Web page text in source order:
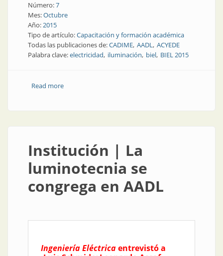
Número:7
Mes:Octubre
Año:2015
Tipo de artículo:Capacitación y formación académica
Todas las publicaciones de:CADIME AADL ACYEDE
Palabra clave:electricidad iluminación biel BIEL 2015
Read moreabout Capacitación en marcha
Institución | La
luminotecnia se
congrega en AADL
Ingeniería Eléctricaentrevistó a